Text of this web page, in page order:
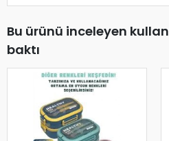
Bu ürünü inceleyen
baktı